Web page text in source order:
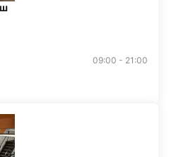
09:00 - 21:00